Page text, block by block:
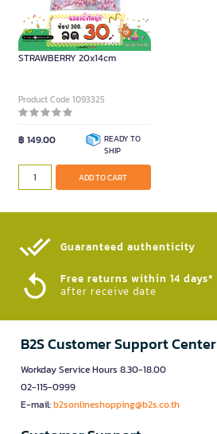
ME.STYLE Pencil bag
STRAWBERRY 20x14cm
Product Code 1093325
฿ 149.00
READY TO
SHIP
ADD TO CART
Guaranteed authenticity​
Free returns within 14 days*
after receive date
B2S Customer Support Center
Workday Service Hours 8.30-18.00
02-115-0999
E-mail:b2sonlineshopping@b2s.co.th